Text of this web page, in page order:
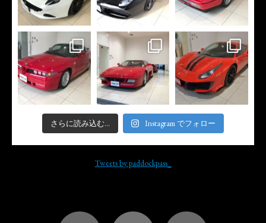
さらに読み込む... Instagram でフォロー
Tweets by paddockpass_